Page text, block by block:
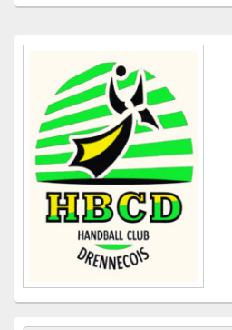
Zone
barre
latérale